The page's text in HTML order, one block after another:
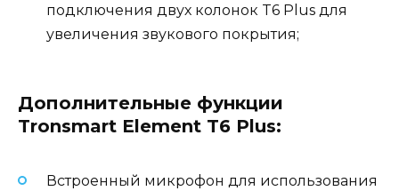
подключения двух колонок T6 Plus для
увеличения звукового покрытия;
Дополнительные функции
Tronsmart Element T6 Plus:
Встроенный микрофон для использования